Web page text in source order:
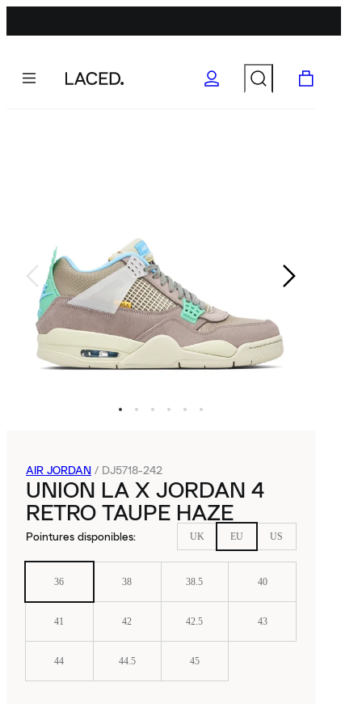
AIR JORDAN / DJ5718-242
UNION LA X JORDAN 4
RETRO TAUPE HAZE
Pointures disponibles: UK EU US
36 38 38.5 40
41 42 42.5 43
44 44.5 45